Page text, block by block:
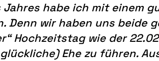
habe ich mit einem
Denn wir haben uns beide
Hochzeitstag wie der
Ehe zu führen.